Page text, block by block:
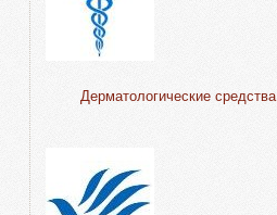
Дерматологические средства